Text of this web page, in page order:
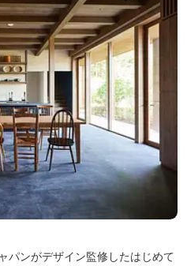
パンがデザイン監修したはじめて